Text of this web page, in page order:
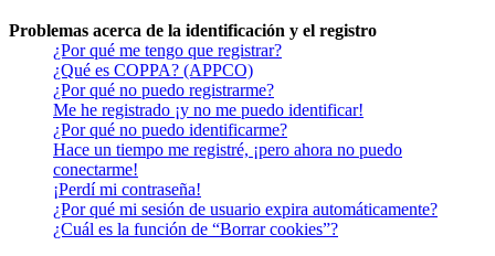
Problemas acerca de la identificación y el registro
¿Por qué me tengo que registrar?
¿Qué es COPPA? (APPCO)
¿Por qué no puedo registrarme?
Me he registrado ¡y no me puedo identificar!
¿Por qué no puedo identificarme?
Hace un tiempo me registré, ¡pero ahora no puedo
conectarme!
¡Perdí mi contraseña!
¿Por qué mi sesión de usuario expira automáticamente?
¿Cuál es la función de “Borrar cookies”?